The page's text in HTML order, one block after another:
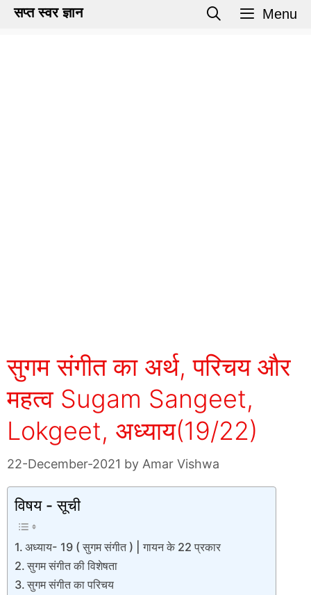
Skipसप्त स्वर ज्ञान Menu
सुगम संगीत का अर्थ, परिचय और
महत्व Sugam Sangeet,
Lokgeet, अध्याय(19/22)
22-December-2021 by Amar Vishwa
विषय - सूची
अध्याय- 19 ( सुगम संगीत ) | गायन के 22 प्रकार
सुगम संगीत की विशेषता
सुगम संगीत का परिचय